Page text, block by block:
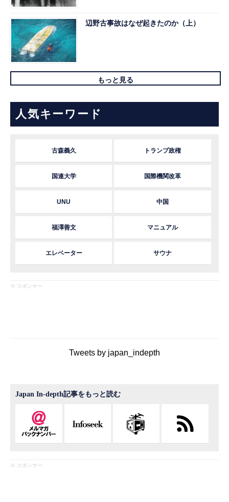
辺野古事故はなぜ起きたのか（上）
もっと見る
人気キーワード
古森義久 トランプ政権
国連大学 国際機関改革
UNU 中国
福澤善文 マニュアル
エレベーター サウナ
※ スポンサー
Tweets by japan_indepth
Japan In-depth記事をもっと読む
※ スポンサー